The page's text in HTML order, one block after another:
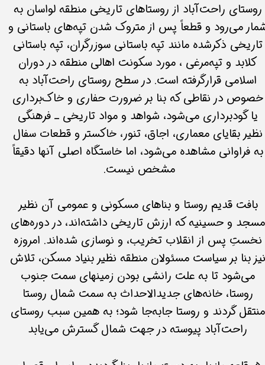
روستای راحت‌آباد از روستاهای تاریخی منطقه لواسان به
می‌رود و قطعاً پس از متروک شدن تپه‌های باستانی و
تاریخی ذکرشده مانند تپه باستانی سوزرگران، تپه باستانی
کلابد و تپه‌مرغی ، مورد سکونت اهالی منطقه در دوران
اسلامی قرارگرفته است. در سطح روستای راحت‌آباد به
خصوص در نقاطی که بنا بر ضرورت حفاری و خاک‌برداری
یا گودبرداری می‌شود، شواهد و مواد تاریخی ـ فرهنگی
نظیر بقایای معماری، اجاق، تنور، خاکستر و قطعات سفال
به فراوانی مشاهده می‌شود، اما خاستگاه اصلی آنها دقیقاً
مشخص نیست. ​​​​​​​
بافت قدیم روستا و بناهای مسکونی و عمومی آن نظیر
مسجد و حسینیه که ارزش تاریخی داشته‌اند، در دوره‌های
نخستِ پس از انقلاب تخریب، و نوسازی شده‌اند. امروزه
نیز بنا بر سیاست مسئولان منطقه نظیر بنیاد مسکن، تلاش
می‌شود تا به علت رانشی بودن زمینهای سمت جنوب
روستا، خانه‌های جدیدالاحداث به سمت شمال روستا
منتقل گردند و روستا جابه‌جا شود؛ به همین سبب روستای
راحت‌آباد پیوسته در جهت شمال گسترش می‌یابد​​​​​​​​​​​​​​